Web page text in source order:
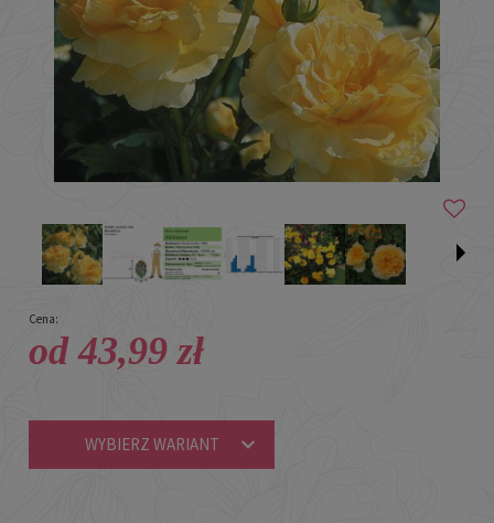
Cena:
od 43,99 zł
WYBIERZ WARIANT